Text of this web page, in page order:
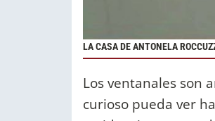
LA CASA DE ANTONELA
Los ventanales son
curioso pueda ver